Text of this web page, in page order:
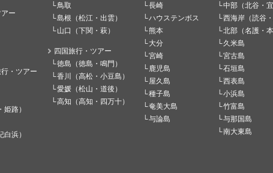
ー
・ツアー
路）
浜）
鳥取
島根（松江・出雲）
山口（下関・萩）
四国旅行・ツアー
徳島（徳島・鳴門）
香川（高松・小豆島）
愛媛（松山・道後）
高知（高知・四万十）
長崎
ハウステンボス
熊本
大分
宮崎
鹿児島
屋久島
種子島
奄美大島
与論島
中部（北谷・宜
西海岸（読谷・
北部（名護・本
久米島
宮古島
石垣島
西表島
小浜島
竹富島
与那国島
南大東島